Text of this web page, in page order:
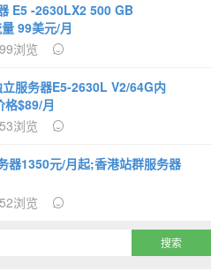
E5 -2630LX2 500 GB
99美元/月
浏览
服务器E5-2630L V2/64G内
$89/月
浏览
器1350元/月起;香港站群服务器
浏览